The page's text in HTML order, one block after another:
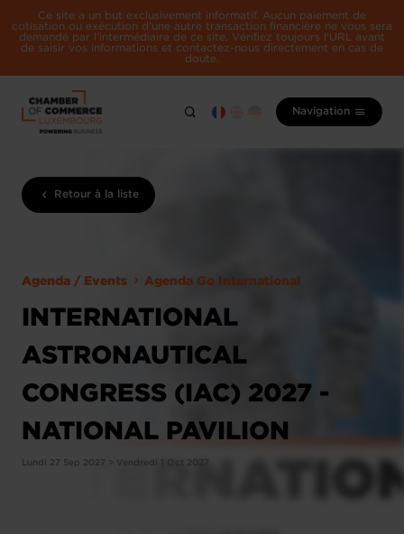
Ce site a un but exclusivement informatif. Aucun paiement de
cotisation ou exécution d'une autre transaction financière ne vous sera
demandé par l'intermédiaire de ce site. Vérifiez toujours l'URL avant
de saisir vos informations et contactez-nous directement en cas de
doute.
Navigation
Retour à la liste
Agenda / Events Agenda Go International
INTERNATIONAL
ASTRONAUTICAL
CONGRESS (IAC) 2027 -
NATIONAL PAVILION
Lundi 27 Sep 2027 > Vendredi 1 Oct 2027